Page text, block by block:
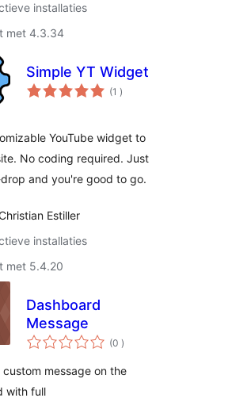
installaties
met 4.3.34
Simple YT Widget
(1 aantal
beoordelingen
)
YouTube widget to
No coding required. Just
and you're good to go.
Estiller
installaties
met 5.4.20
Dashboard
Message
(0 aantal
beoordelingen
)
custom message on the
with full